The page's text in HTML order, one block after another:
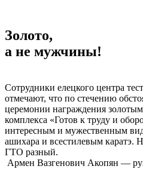
Золото,
а не мужчины!
Сотрудники елецкого центра
отмечают, что по стечению
церемонии награждения
комплекса «Готов к труду и
интересным и мужественным
ашихара и всестилевым каратэ.
ГТО разный.
Армен Вазгенович Акопян —